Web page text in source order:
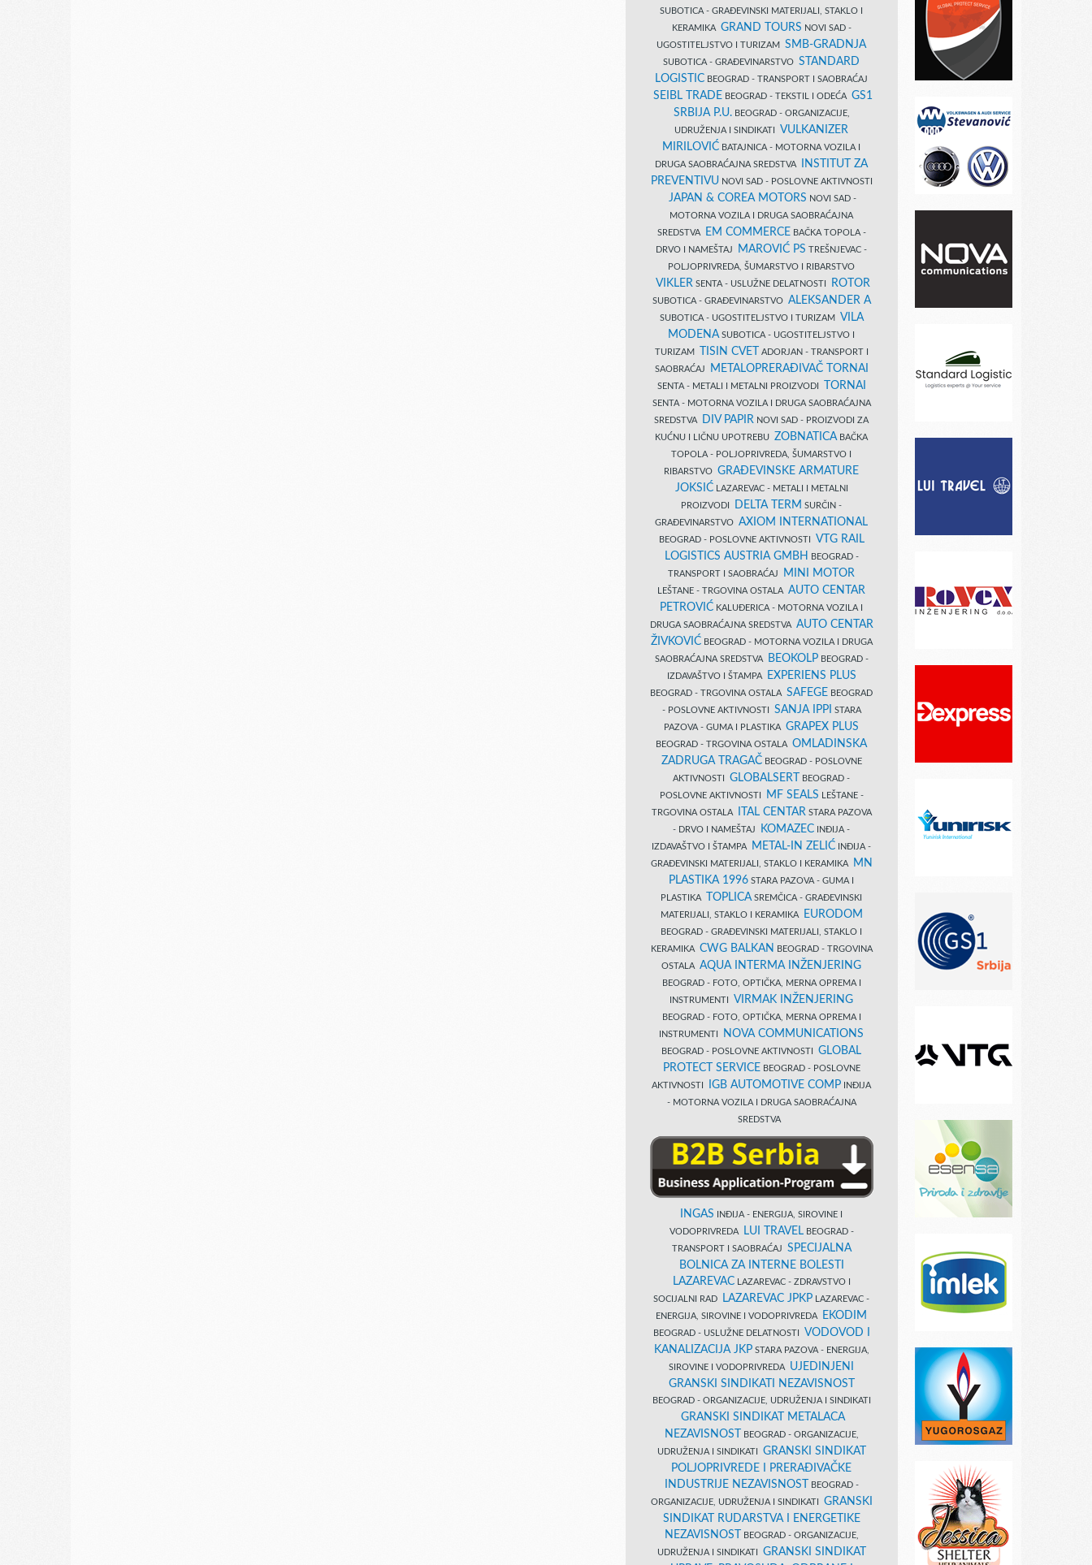
SUBOTICA - GRAĐEVINSKI MATERIJALI, STAKLO I
KERAMIKA GRAND TOURS NOVI SAD -
UGOSTITELJSTVO I TURIZAM SMB-GRADNJA
SUBOTICA - GRAĐEVINARSTVO STANDARD
LOGISTIC BEOGRAD - TRANSPORT I SAOBRAĆAJ
SEIBL TRADE BEOGRAD - TEKSTIL I ODEĆA GS1
SRBIJA P.U.BEOGRAD - ORGANIZACIJE,
UDRUŽENJA I SINDIKATI VULKANIZER
MIRILOVIĆ BATAJNICA - MOTORNA VOZILA I
DRUGA SAOBRAĆAJNA SREDSTVA
INSTITUT ZA
PREVENTIVUNOVI SAD - POSLOVNE AKTIVNOSTI
JAPAN & COREA MOTORS NOVI SAD -
MOTORNA VOZILA I DRUGA SAOBRAĆAJNA
SREDSTVA
EM COMMERCE BAČKA TOPOLA -
DRVO I NAMEŠTAJ
MAROVIĆ PS TREŠNJEVAC -
POLJOPRIVREDA, ŠUMARSTVO I RIBARSTVO
VIKLER SENTA - USLUŽNE DELATNOSTI ROTOR
SUBOTICA - GRAĐEVINARSTVO ALEKSANDER A
SUBOTICA - UGOSTITELJSTVO I TURIZAM VILA
MODENA SUBOTICA - UGOSTITELJSTVO I
TURIZAM
TISIN CVET
ADORJAN - TRANSPORT I
SAOBRAĆAJ
METALOPRERAĐIVAČ TORNAI
SENTA - METALI I METALNI PROIZVODI TORNAI
SENTA - MOTORNA VOZILA I DRUGA SAOBRAĆAJNA
SREDSTVA
DIV PAPIR NOVI SAD - PROIZVODI ZA
KUĆNU I LIČNU UPOTREBU ZOBNATICA BAČKA
TOPOLA - POLJOPRIVREDA, ŠUMARSTVO I
RIBARSTVO GRAĐEVINSKE ARMATURE
JOKSIĆLAZAREVAC - METALI I METALNI
PROIZVODI
DELTA TERM SURČIN -
GRAĐEVINARSTVO AXIOM INTERNATIONAL
BEOGRAD - POSLOVNE AKTIVNOSTI VTG RAIL
LOGISTICS AUSTRIA GMBH
BEOGRAD -
TRANSPORT I SAOBRAĆAJ
MINI MOTOR
LEŠTANE - TRGOVINA OSTALA AUTO CENTAR
PETROVIĆ KALUĐERICA - MOTORNA VOZILA I
DRUGA SAOBRAĆAJNA SREDSTVA AUTO CENTAR
ŽIVKOVIĆBEOGRAD - MOTORNA VOZILA I DRUGA
SAOBRAĆAJNA SREDSTVA
BEOKOLPBEOGRAD -
IZDAVAŠTVO I ŠTAMPA
EXPERIENS PLUS
BEOGRAD - TRGOVINA OSTALA SAFEGE BEOGRAD
- POSLOVNE AKTIVNOSTI SANJA IPPI
STARA
PAZOVA - GUMA I PLASTIKA GRAPEX PLUS
BEOGRAD - TRGOVINA OSTALA OMLADINSKA
ZADRUGA TRAGAČBEOGRAD - POSLOVNE
AKTIVNOSTI GLOBALSERT
BEOGRAD -
POSLOVNE AKTIVNOSTI
MF SEALS LEŠTANE -
TRGOVINA OSTALA
ITAL CENTAR STARA PAZOVA
- DRVO I NAMEŠTAJ
KOMAZEC INĐIJA -
IZDAVAŠTVO I ŠTAMPA
METAL-IN ZELIĆ INĐIJA -
GRAĐEVINSKI MATERIJALI, STAKLO I KERAMIKA
MN
PLASTIKA 1996 STARA PAZOVA - GUMA I
PLASTIKA
TOPLICA SREMČICA - GRAĐEVINSKI
MATERIJALI, STAKLO I KERAMIKA
EURODOM
BEOGRAD - GRAĐEVINSKI MATERIJALI, STAKLO I
KERAMIKA CWG BALKAN
BEOGRAD - TRGOVINA
OSTALA AQUA INTERMA INŽENJERING
BEOGRAD - FOTO, OPTIČKA, MERNA OPREMA I
INSTRUMENTI VIRMAK INŽENJERING
BEOGRAD - FOTO, OPTIČKA, MERNA OPREMA I
INSTRUMENTI
NOVA COMMUNICATIONS
BEOGRAD - POSLOVNE AKTIVNOSTI GLOBAL
PROTECT SERVICE BEOGRAD - POSLOVNE
AKTIVNOSTI
IGB AUTOMOTIVE COMP INĐIJA
- MOTORNA VOZILA I DRUGA SAOBRAĆAJNA
SREDSTVA
INGAS INĐIJA - ENERGIJA, SIROVINE I
VODOPRIVREDA
LUI TRAVELBEOGRAD -
TRANSPORT I SAOBRAĆAJ SPECIJALNA
BOLNICA ZA INTERNE BOLESTI
LAZAREVACLAZAREVAC - ZDRAVSTVO I
SOCIJALNI RAD
LAZAREVAC JPKP LAZAREVAC -
ENERGIJA, SIROVINE I VODOPRIVREDA
EKODIM
BEOGRAD - USLUŽNE DELATNOSTI VODOVOD I
KANALIZACIJA JKPSTARA PAZOVA - ENERGIJA,
SIROVINE I VODOPRIVREDA UJEDINJENI
GRANSKI SINDIKATI NEZAVISNOST
BEOGRAD - ORGANIZACIJE, UDRUŽENJA I SINDIKATI
GRANSKI SINDIKAT METALACA
NEZAVISNOST
BEOGRAD - ORGANIZACIJE,
UDRUŽENJA I SINDIKATI GRANSKI SINDIKAT
POLJOPRIVREDE I PRERAĐIVAČKE
INDUSTRIJE NEZAVISNOST
BEOGRAD -
ORGANIZACIJE, UDRUŽENJA I SINDIKATI GRANSKI
SINDIKAT RUDARSTVA I ENERGETIKE
NEZAVISNOST
BEOGRAD - ORGANIZACIJE,
UDRUŽENJA I SINDIKATI GRANSKI SINDIKAT